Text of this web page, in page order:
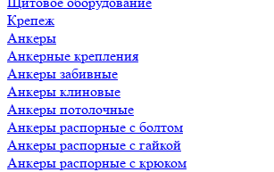
Крепеж
Анкеры
Анкерные крепления
Анкеры забивные
Анкеры клиновые
Анкеры потолочные
Анкеры распорные с болтом
Анкеры распорные с гайкой
Анкеры распорные с крюком